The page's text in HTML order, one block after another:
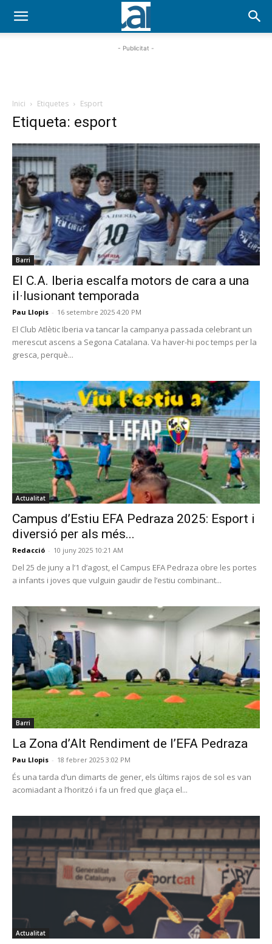
- Publicitat -
Inici Etiquetes Esport
Etiqueta: esport
Barri
El C.A. Iberia escalfa motors de cara a una
il·lusionant temporada
Pau Llopis - 16 setembre 2025 4:20 PM
El Club Atlètic Iberia va tancar la campanya passada celebrant un
merescut ascens a Segona Catalana. Va haver-hi poc temps per la
gresca, perquè...
Actualitat
Campus d’Estiu EFA Pedraza 2025: Esport i
diversió per als més...
Redacció - 10 juny 2025 10:21 AM
Del 25 de juny a l’1 d’agost, el Campus EFA Pedraza obre les portes
a infants i joves que vulguin gaudir de l’estiu combinant...
Barri
La Zona d’Alt Rendiment de l’EFA Pedraza
Pau Llopis - 18 febrer 2025 3:02 PM
És una tarda d’un dimarts de gener, els últims rajos de sol es van
acomiadant a l’horitzó i fa un fred que glaça el...
Actualitat